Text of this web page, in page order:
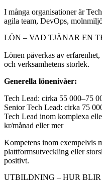
I många organisationer är
agila team, DevOps,
LÖN – VAD TJÄNAR EN
Lönen påverkas av
och verksamhetens storlek.
Generella lönenivåer:
Tech Lead: cirka 55 000–75
Senior Tech Lead: cirka 75
Tech Lead inom komplexa
kr/månad eller mer
Kompetens inom exempelvis
plattformsutveckling eller
positivt.
UTBILDNING – HUR